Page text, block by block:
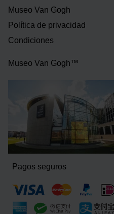
Museo Van Gogh
Política de privacidad
Condiciones
Museo Van Gogh™
Pagos seguros